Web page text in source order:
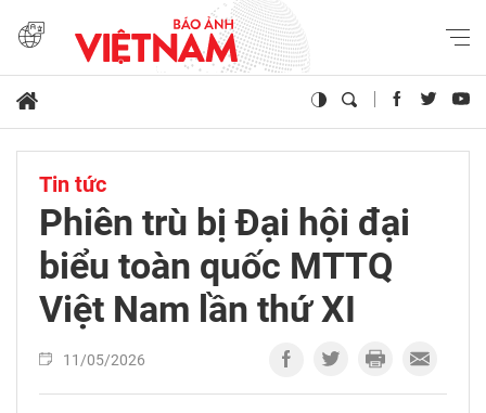
Tin tức
Phiên trù bị Đại hội đại
biểu toàn quốc MTTQ
Việt Nam lần thứ XI
11/05/2026